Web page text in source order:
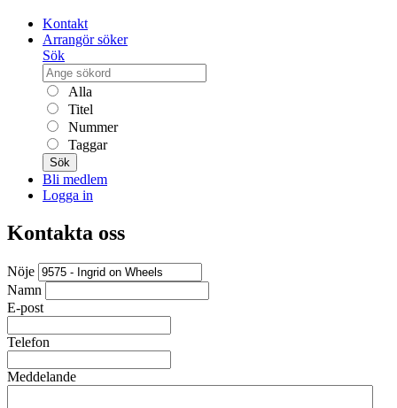
Kontakt
Arrangör söker
Sök
Alla
Titel
Nummer
Taggar
Sök
Bli medlem
Logga in
Kontakta oss
Nöje
Namn
E-post
Telefon
Meddelande